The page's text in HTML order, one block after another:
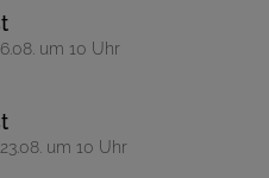
um 10 Uhr
um 10 Uhr